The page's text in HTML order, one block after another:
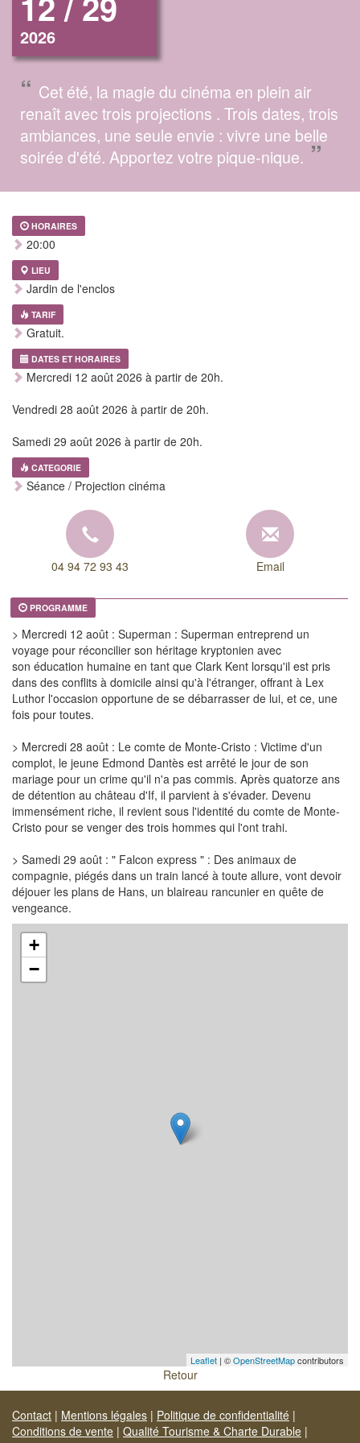
2026
“ Cet été, la magie du cinéma en plein air
renaît avec trois projections . Trois dates, trois
ambiances, une seule envie : vivre une belle
soirée d'été. Apportez votre pique-nique.”
HORAIRES
20:00
LIEU
Jardin de l'enclos
TARIF
Gratuit.
DATES ET HORAIRES
Mercredi 12 août 2026 à partir de 20h.
Vendredi 28 août 2026 à partir de 20h.
Samedi 29 août 2026 à partir de 20h.
CATEGORIE
Séance / Projection cinéma
04 94 72 93 43 Email
PROGRAMME
> Mercredi 12 août : Superman : Superman entreprend un
voyage pour réconcilier son héritage kryptonien avec
son éducation humaine en tant que Clark Kent lorsqu'il est pris
dans des conflits à domicile ainsi qu'à l'étranger, offrant à Lex
Luthor l'occasion opportune de se débarrasser de lui, et ce, une
fois pour toutes.
> Mercredi 28 août : Le comte de Monte-Cristo : Victime d'un
complot, le jeune Edmond Dantès est arrêté le jour de son
mariage pour un crime qu'il n'a pas commis. Après quatorze ans
de détention au château d'If, il parvient à s'évader. Devenu
immensément riche, il revient sous l'identité du comte de Monte-
Cristo pour se venger des trois hommes qui l'ont trahi.
> Samedi 29 août : " Falcon express " : Des animaux de
compagnie, piégés dans un train lancé à toute allure, vont devoir
déjouer les plans de Hans, un blaireau rancunier en quête de
vengeance.
+
−
Leaflet | ©OpenStreetMapcontributors
Retour
Contact | Mentions légales | Politique de confidentialité |
Conditions de vente | Qualité Tourisme & Charte Durable |